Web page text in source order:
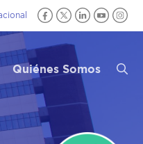
Quiénes Somos